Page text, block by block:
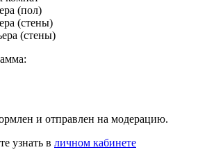
(пол)
(стены)
(стены)
и отправлен на модерацию.
узнать в личном кабинете